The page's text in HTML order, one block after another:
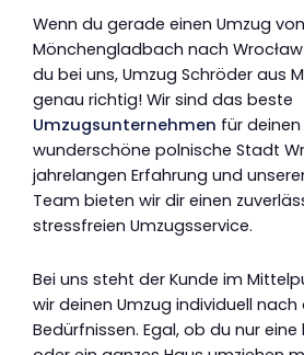
Wenn du gerade einen Umzug von
Mönchengladbach nach
du bei uns, Umzug Schröder aus
genau richtig! Wir sind das beste
Umzugsunternehmen für
wunderschöne polnische Stadt
jahrelangen Erfahrung und
Team bieten wir dir einen
stressfreien Umzugsservice.
Bei uns steht der Kunde im
wir deinen Umzug individuell nach
Bedürfnissen. Egal, ob du nur eine